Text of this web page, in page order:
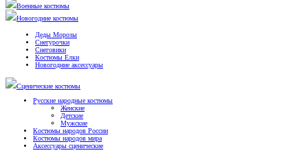
Военные костюмы
Новогодние костюмы
Деды Морозы
Снегурочки
Снеговики
Костюмы Елки
Новогодние аксессуары
Сценические костюмы
Русские народные костюмы
Женские
Детские
Мужские
Костюмы народов России
Костюмы народов мира
Аксессуары сценические